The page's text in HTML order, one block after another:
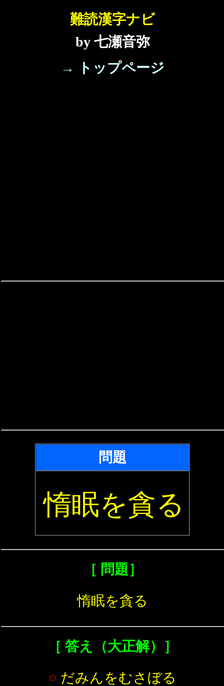
難読漢字ナビ
by 七瀬音弥
→ トップページ
問題
惰眠を貪る
［ 問題］
惰眠を貪る
［ 答え（大正解）］
○ だみんをむさぼる